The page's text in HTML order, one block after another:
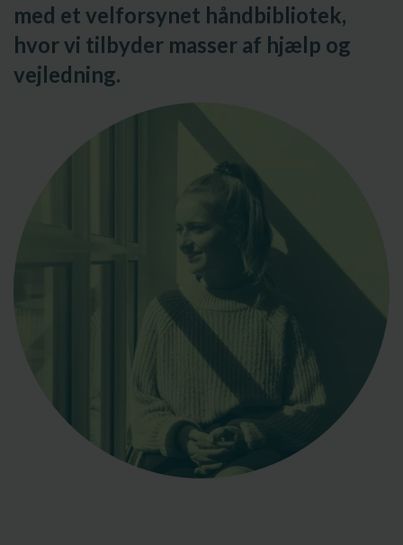
med et velforsynet håndbibliotek,
hvor vi tilbyder masser af hjælp og
vejledning.